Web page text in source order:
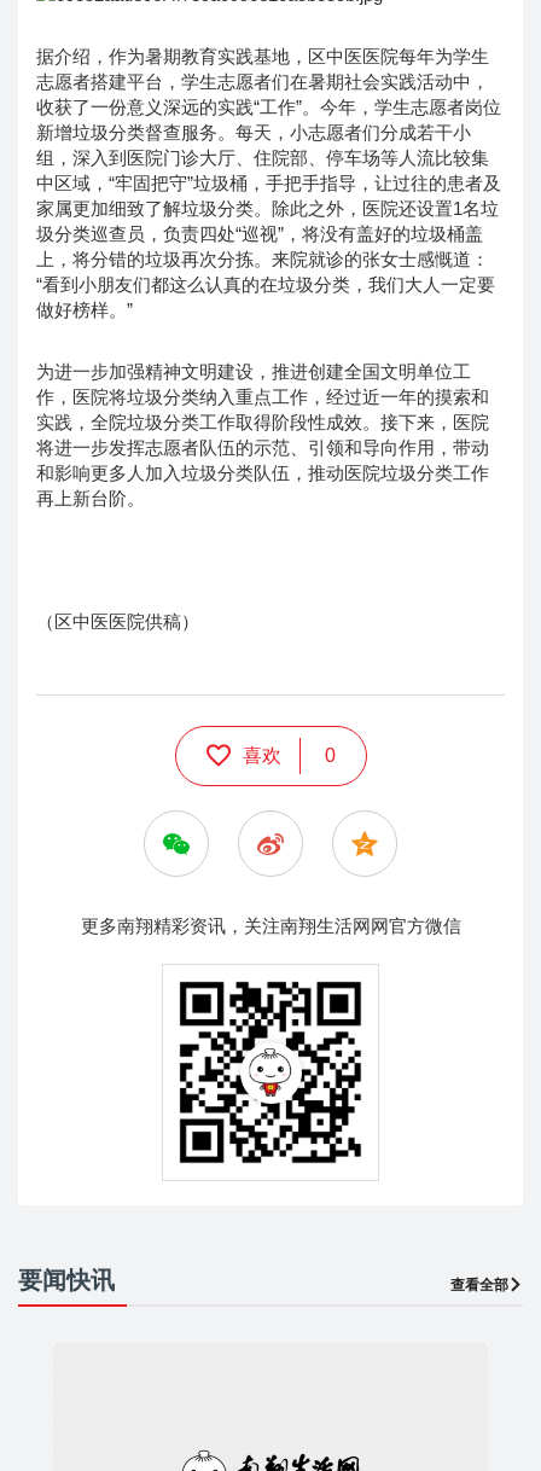
据介绍，作为暑期教育实践基地，区中医医院每年为学生
志愿者搭建平台，学生志愿者们在暑期社会实践活动中，
收获了一份意义深远的实践“工作”。今年，学生志愿者岗位
新增垃圾分类督查服务。每天，小志愿者们分成若干小
组，深入到医院门诊大厅、住院部、停车场等人流比较集
中区域，“牢固把守”垃圾桶，手把手指导，让过往的患者及
家属更加细致了解垃圾分类。除此之外，医院还设置1名垃
圾分类巡查员，负责四处“巡视”，将没有盖好的垃圾桶盖
上，将分错的垃圾再次分拣。来院就诊的张女士感慨道：
“看到小朋友们都这么认真的在垃圾分类，我们大人一定要
做好榜样。”
为进一步加强精神文明建设，推进创建全国文明单位工
作，医院将垃圾分类纳入重点工作，经过近一年的摸索和
实践，全院垃圾分类工作取得阶段性成效。接下来，医院
将进一步发挥志愿者队伍的示范、引领和导向作用，带动
和影响更多人加入垃圾分类队伍，推动医院垃圾分类工作
再上新台阶。
（区中医医院供稿）
喜欢 0
更多南翔精彩资讯，关注南翔生活网网官方微信
要闻快讯 查看全部